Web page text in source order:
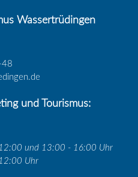
Wassertrüdingen
48
und Tourismus:
und 13:00 - 16:00 Uhr
Uhr